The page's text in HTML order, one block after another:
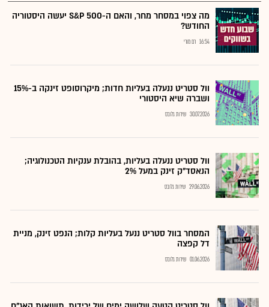
מה צפוי במסחר מחר, והאם ה-S&P 500 יעשה היסטוריה
החודש?
16:54 רם מורי
וול סטריט ננעלה בעליות חדות; מיקרוסופט זינקה ב-15%
ושברה שיא היסטורי
30.07.2026 שירות גלובס
וול סטריט ננעלה בעליות, בהובלת ענקיות הטכנולוגיה;
הנאסד"ק זינק במעל 2%
29.06.2026 שירות גלובס
המסחר בוול סטריט ננעל בעליות קלות; הנפט זינק, מניית
דל קפצה
01.06.2026 שירות גלובס